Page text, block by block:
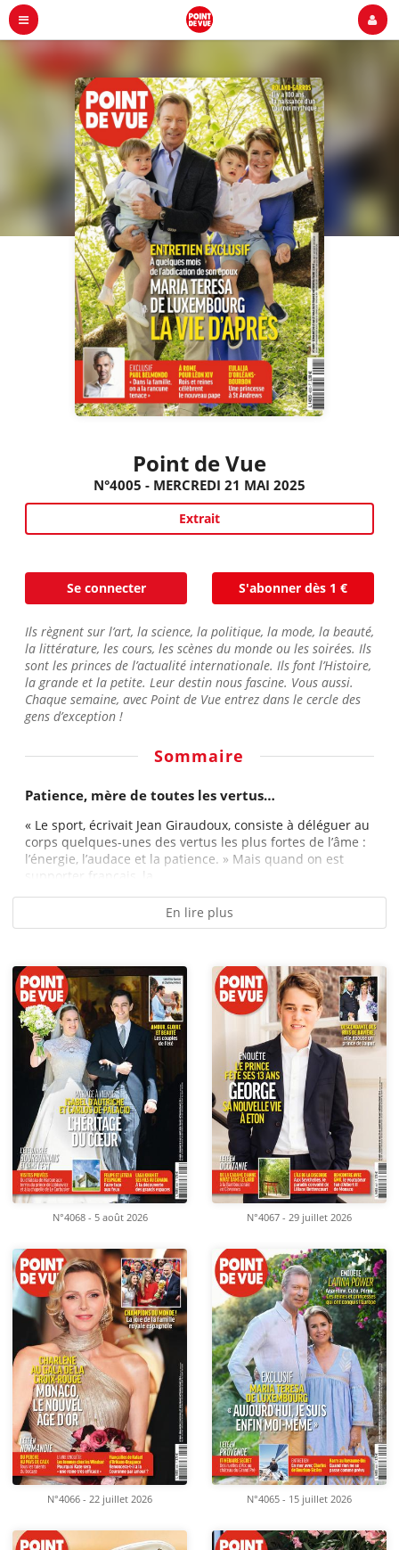
Point de Vue
N°4005 - MERCREDI 21 MAI 2025
Extrait
Se connecter S'abonner dès 1 €
Ils règnent sur l’art, la science, la politique, la mode, la beauté,
la littérature, les cours, les scènes du monde ou les soirées. Ils
sont les princes de l’actualité internationale. Ils font l’Histoire,
la grande et la petite. Leur destin nous fascine. Vous aussi.
Chaque semaine, avec Point de Vue entrez dans le cercle des
gens d’exception !
Sommaire
Patience, mère de toutes les vertus…
« Le sport, écrivait Jean Giraudoux, consiste à déléguer au
corps quelques-unes des vertus les plus fortes de l’âme :
l’énergie, l’audace et la patience. » Mais quand on est
supporter français, la...
En lire plus
N°4068 - 5 août 2026 N°4067 - 29 juillet 2026
N°4066 - 22 juillet 2026 N°4065 - 15 juillet 2026